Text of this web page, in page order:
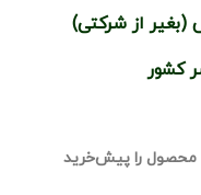
(بغیر از شرکتی)
کشور
محصول را پیش‌خرید